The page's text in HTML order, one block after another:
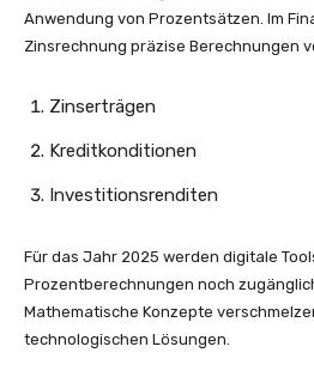
Anwendung von Prozentsätzen. Im
Zinsrechnung präzise Berechnungen
Zinserträgen
Kreditkonditionen
Investitionsrenditen
Für das Jahr 2025 werden digitale
Prozentberechnungen noch
Mathematische Konzepte
technologischen Lösungen.